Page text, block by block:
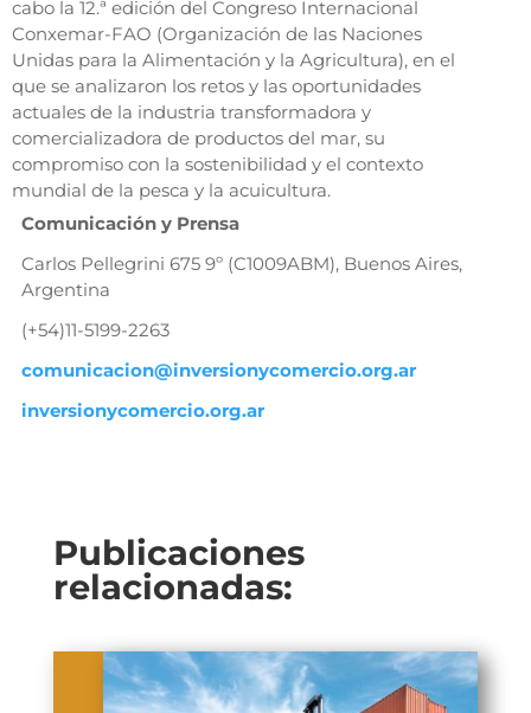
cabo la 12.ª edición del Congreso Internacional
Conxemar-FAO (Organización de las Naciones
Unidas para la Alimentación y la Agricultura), en el
que se analizaron los retos y las oportunidades
actuales de la industria transformadora y
comercializadora de productos del mar, su
compromiso con la sostenibilidad y el contexto
mundial de la pesca y la acuicultura.
Comunicación y Prensa
Carlos Pellegrini 675 9º (C1009ABM), Buenos Aires,
Argentina
(+54)11-5199-2263
comunicacion@inversionycomercio.org.ar
inversionycomercio.org.ar
Publicaciones
relacionadas: